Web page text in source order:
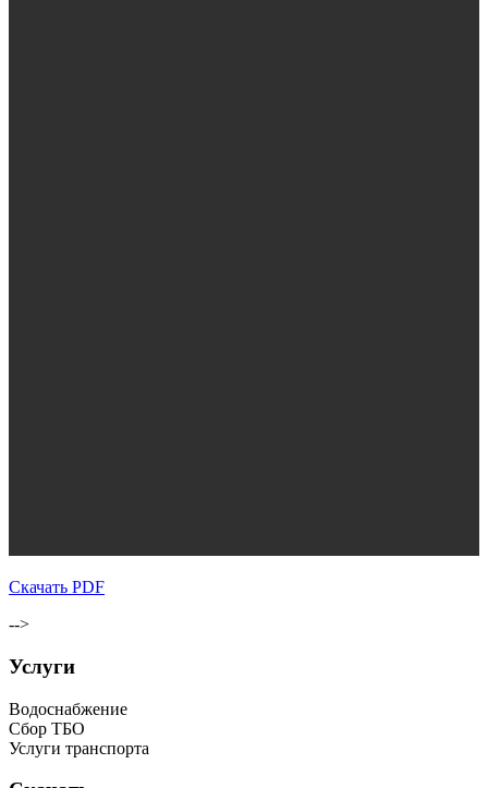
Скачать PDF
-->
Услуги
Водоснабжение
Сбор ТБО
Услуги транспорта